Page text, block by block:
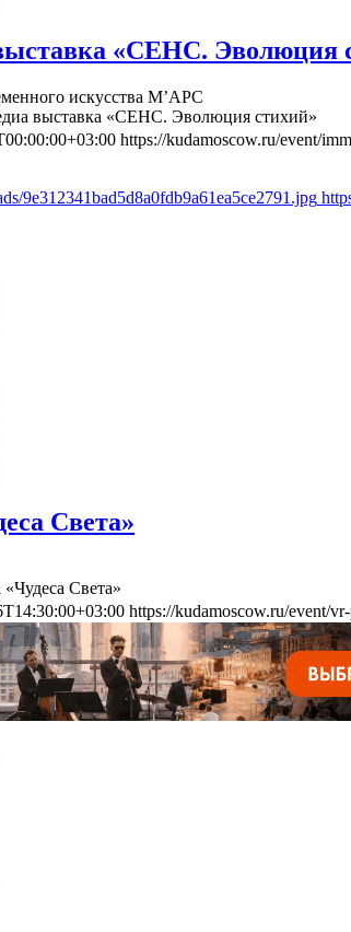
«СЕНС. Эволюция
искусства М’АРС
выставка «СЕНС. Эволюция стихий»
https://kudamoscow.ru/event/
9e312341bad5d8a0fdb9a61ea5ce2791.jpg
Света»
Света»
https://kudamoscow.ru/event/